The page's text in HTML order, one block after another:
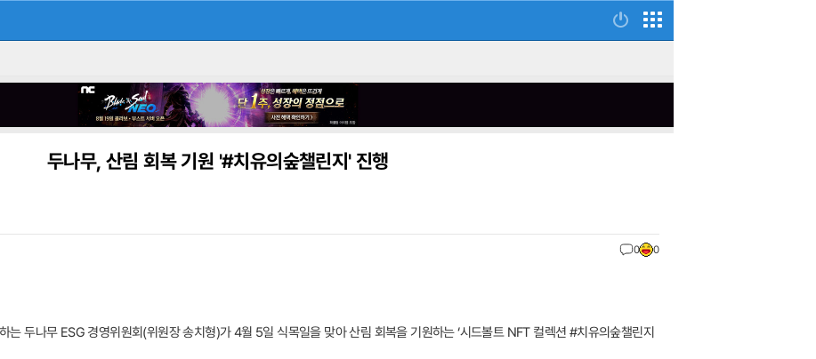
두나무, 산림 회복 기원 '#치유의숲챌린지' 진행
0 0
는 두나무 ESG 경영위원회(위원장 송치형)가 4월 5일 식목일을 맞아 산림 회복을 기원하는 ‘시드볼트 NFT 컬렉션 #치유의숲챌린지